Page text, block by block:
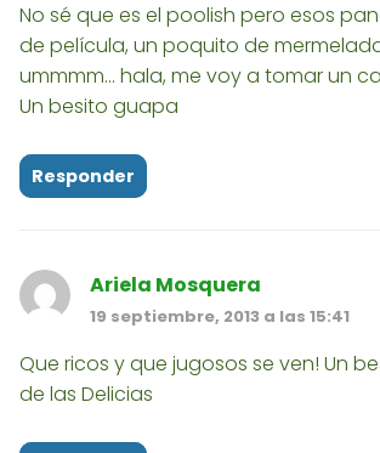
No sé que es el poolish pero esos
de película, un poquito de
ummmm... hala, me voy a tomar un
Un besito guapa
Responder
Ariela Mosquera
19 septiembre, 2013 a las 15:41
Que ricos y que jugosos se ven! Un
de las Delicias